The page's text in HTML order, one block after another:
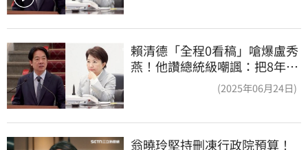
賴清德「全程0看稿」嗆爆盧秀
燕！他讚總統級嘲諷：把8年總
(2025年06月24日)
翁曉玲堅持刪凍行政院預算！